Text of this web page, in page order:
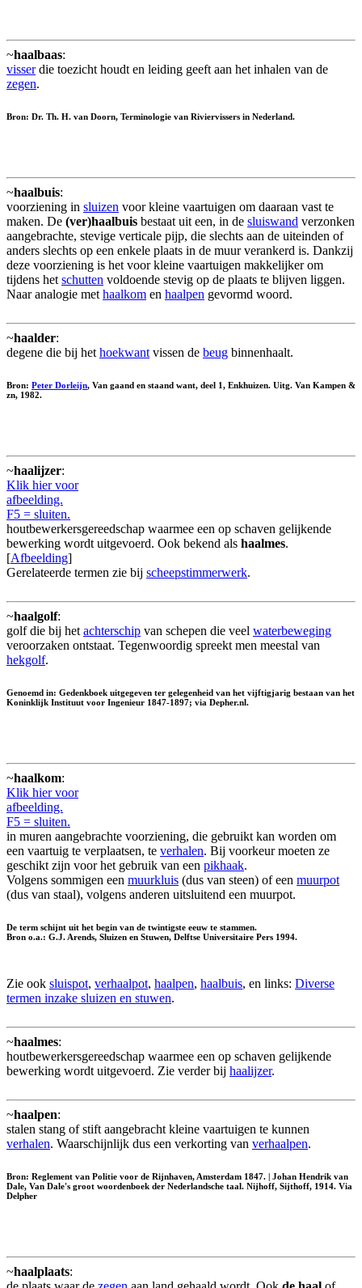
~haalbaas:
visserdie toezicht houdt en leiding geeft aan het inhalen van de
zegen.
Bron: Dr. Th. H. van Doorn, Terminologie van Riviervissers in Nederland.
~haalbuis:
voorziening in sluizen voor kleine vaartuigen om daaraan vast te
maken. De (ver)haalbuis bestaat uit een, in de sluiswand verzonken
aangebrachte, stevige verticale pijp, die slechts aan de uiteinden of
anders slechts op een enkele plaats in de muur verankerd is. Dankzij
deze voorziening is het voor kleine vaartuigen makkelijker om
tijdens het schutten voldoende stevig op de plaats te blijven liggen.
Naar analogie met haalkom en haalpen gevormd woord.
~haalder:
degene die bij het hoekwant vissen de beug binnenhaalt.
Bron: Peter Dorleijn, Van gaand en staand want, deel 1, Enkhuizen. Uitg. Van Kampen &
zn, 1982.
~haalijzer:
Klik hier voor
afbeelding.
F5 = sluiten.
houtbewerkersgereedschap waarmee een op schaven gelijkende
bewerking wordt uitgevoerd. Ook bekend als haalmes.
[Afbeelding]
Gerelateerde termen zie bij scheepstimmerwerk.
~haalgolf:
golf die bij het achterschip van schepen die veel waterbeweging
veroorzaken ontstaat. Tegenwoordig spreekt men meestal van
hekgolf.
Genoemd in: Gedenkboek uitgegeven ter gelegenheid van het vijftigjarig bestaan van het
Koninklijk Instituut voor Ingenieur 1847-1897; via Depher.nl.
~haalkom:
Klik hier voor
afbeelding.
F5 = sluiten.
in muren aangebrachte voorziening, die gebruikt kan worden om
een vaartuig te verplaatsen, te verhalen. Bij voorkeur moeten ze
geschikt zijn voor het gebruik van een pikhaak.
Volgens sommigen een muurkluis (dus van steen) of een muurpot
(dus van staal), volgens anderen uitsluitend een muurpot.
De term schijnt uit het begin van de twintigste eeuw te stammen.
Bron o.a.: G.J. Arends, Sluizen en Stuwen, Delftse Universitaire Pers 1994.
Zie ook sluispot, verhaalpot, haalpen, haalbuis, en links: Diverse
termen inzake sluizen en stuwen.
~haalmes:
houtbewerkersgereedschap waarmee een op schaven gelijkende
bewerking wordt uitgevoerd. Zie verder bij haalijzer.
~haalpen:
stalen stang of stift aangebracht kleine vaartuigen te kunnen
verhalen. Waarschijnlijk dus een verkorting van verhaalpen.
Bron: Reglement van Politie voor de Rijnhaven, Amsterdam 1847. | Johan Hendrik van
Dale, Van Dale's groot woordenboek der Nederlandsche taal. Nijhoff, Sijthoff, 1914. Via
Delpher
~haalplaats: